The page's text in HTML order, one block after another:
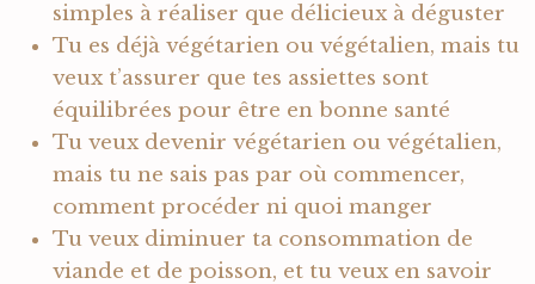
simples à réaliser que délicieux à déguster
Tu es déjà végétarien ou végétalien, mais tu
veux t’assurer que tes assiettes sont
équilibrées pour être en bonne santé
Tu veux devenir végétarien ou végétalien,
mais tu ne sais pas par où commencer,
comment procéder ni quoi manger
Tu veux diminuer ta consommation de
viande et de poisson, et tu veux en savoir